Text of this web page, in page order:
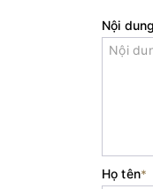
Nội
Họ tên*